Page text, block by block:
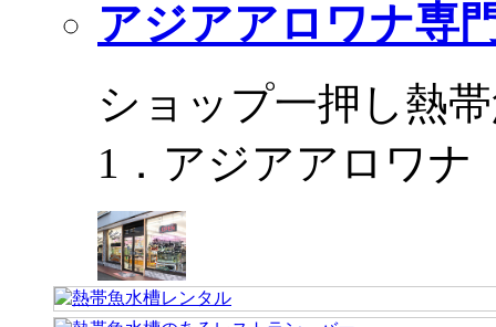
アジアアロワナ専
ショップ一押し熱
1．アジアアロワ